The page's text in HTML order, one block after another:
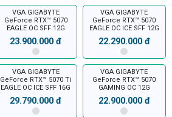
VGA GIGABYTE
GeForce RTX™ 5070
EAGLE OC SFF 12G
23.900.000 đ
VGA GIGABYTE
GeForce RTX™ 5070
EAGLE OC ICE SFF 12G
22.290.000 đ
VGA GIGABYTE
GeForce RTX™ 5070 Ti
EAGLE OC ICE SFF 16G
29.790.000 đ
VGA GIGABYTE
GeForce RTX™ 5070
GAMING OC 12G
22.900.000 đ